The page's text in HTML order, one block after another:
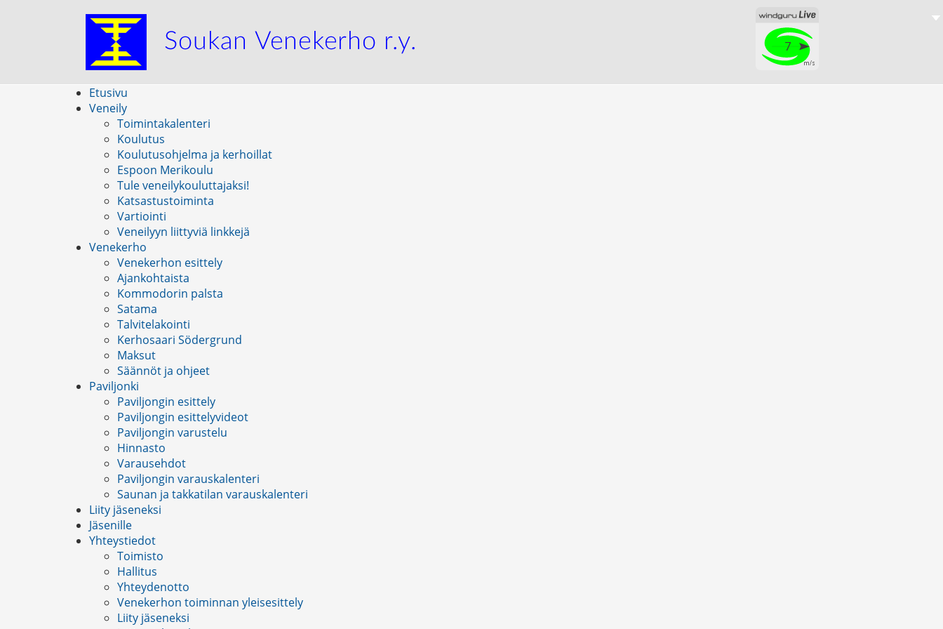
Etusivu
Veneily
Toimintakalenteri
Koulutus
Koulutusohjelma ja kerhoillat
Espoon Merikoulu
Tule veneilykouluttajaksi!
Katsastustoiminta
Vartiointi
Veneilyyn liittyviä linkkejä
Venekerho
Venekerhon esittely
Ajankohtaista
Kommodorin palsta
Satama
Talvitelakointi
Kerhosaari Södergrund
Maksut
Säännöt ja ohjeet
Paviljonki
Paviljongin esittely
Paviljongin esittelyvideot
Paviljongin varustelu
Hinnasto
Varausehdot
Paviljongin varauskalenteri
Saunan ja takkatilan varauskalenteri
Liity jäseneksi
Jäsenille
Yhteystiedot
Toimisto
Hallitus
Yhteydenotto
Venekerhon toiminnan yleisesittely
Liity jäseneksi